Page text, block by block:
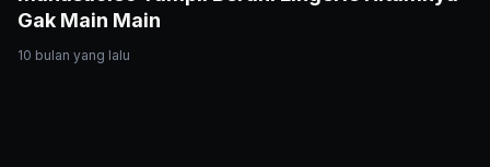
Gak Main Main
10 bulan yang lalu